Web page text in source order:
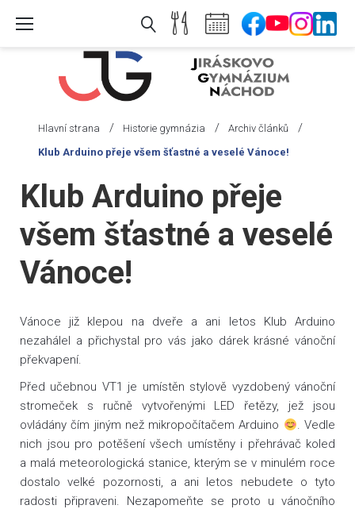
Hlavní strana / Historie gymnázia / Archiv článků /
Klub Arduino přeje všem šťastné a veselé Vánoce!
Klub Arduino přeje
všem šťastné a veselé
Vánoce!
Vánoce již klepou na dveře a ani letos Klub Arduino
nezahálel a přichystal pro vás jako dárek krásné vánoční
překvapení.
Před učebnou VT1 je umístěn stylově vyzdobený vánoční
stromeček s ručně vytvořenými LED řetězy, jež jsou
ovládány čím jiným než mikropočítačem Arduino
. Vedle
nich jsou pro potěšení všech umístěny i přehrávač koled
a malá meteorologická stanice, kterým se v minulém roce
dostalo velké pozornosti, a ani letos nebudete o tyto
radosti připraveni. Nezapomeňte se proto u vánočního